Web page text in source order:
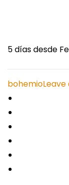
5 días desde
bohemio